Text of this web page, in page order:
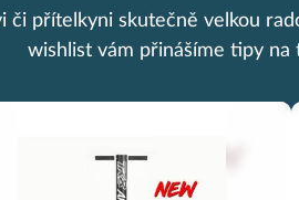
či přítelkyni skutečně velkou
wishlist vám přinášíme tipy na